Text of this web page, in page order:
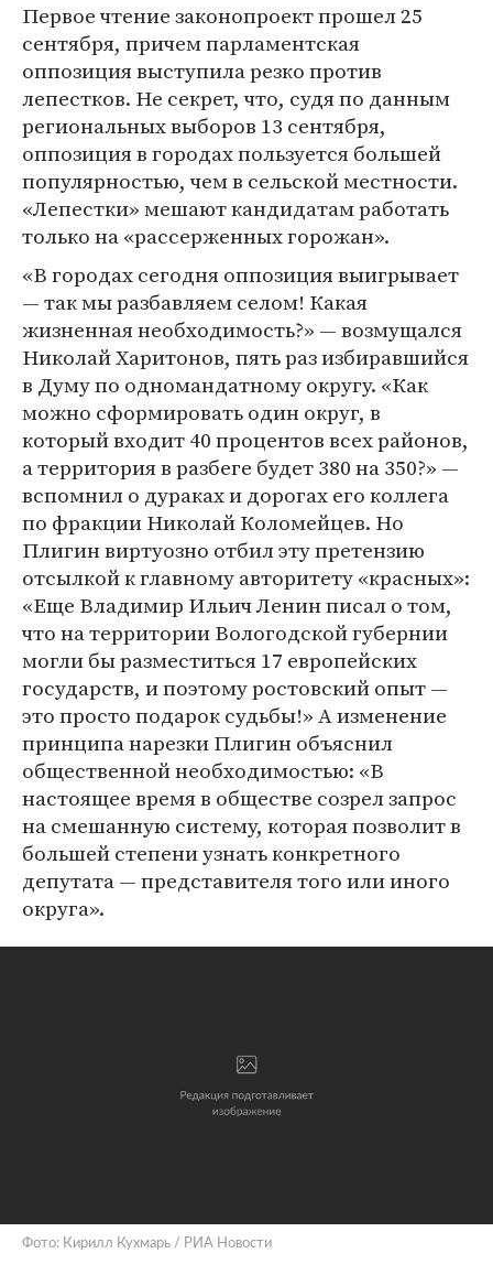
Первое чтение законопроект прошел 25
сентября, причем парламентская
оппозиция выступила резко против
лепестков. Не секрет, что, судя по данным
региональных выборов 13 сентября,
оппозиция в городах пользуется большей
популярностью, чем в сельской местности.
«Лепестки» мешают кандидатам работать
только на «рассерженных горожан».
«В городах сегодня оппозиция выигрывает
— так мы разбавляем селом! Какая
жизненная необходимость?» — возмущался
Николай Харитонов, пять раз избиравшийся
в Думу по одномандатному округу. «Как
можно сформировать один округ, в
который входит 40 процентов всех районов,
а территория в разбеге будет 380 на 350?» —
вспомнил о дураках и дорогах его коллега
по фракции Николай Коломейцев. Но
Плигин виртуозно отбил эту претензию
отсылкой к главному авторитету «красных»:
«Еще Владимир Ильич Ленин писал о том,
что на территории Вологодской губернии
могли бы разместиться 17 европейских
государств, и поэтому ростовский опыт —
это просто подарок судьбы!» А изменение
принципа нарезки Плигин объяснил
общественной необходимостью: «В
настоящее время в обществе созрел запрос
на смешанную систему, которая позволит в
большей степени узнать конкретного
депутата — представителя того или иного
округа».
Фото: Кирилл Кухмарь / РИА Новости